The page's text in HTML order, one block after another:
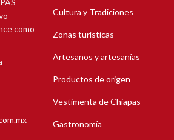
como
Cultura y Tradiciones
Zonas turísticas
Artesanos y artesanías
Productos de origen
Vestimenta de Chiapas
Gastronomía